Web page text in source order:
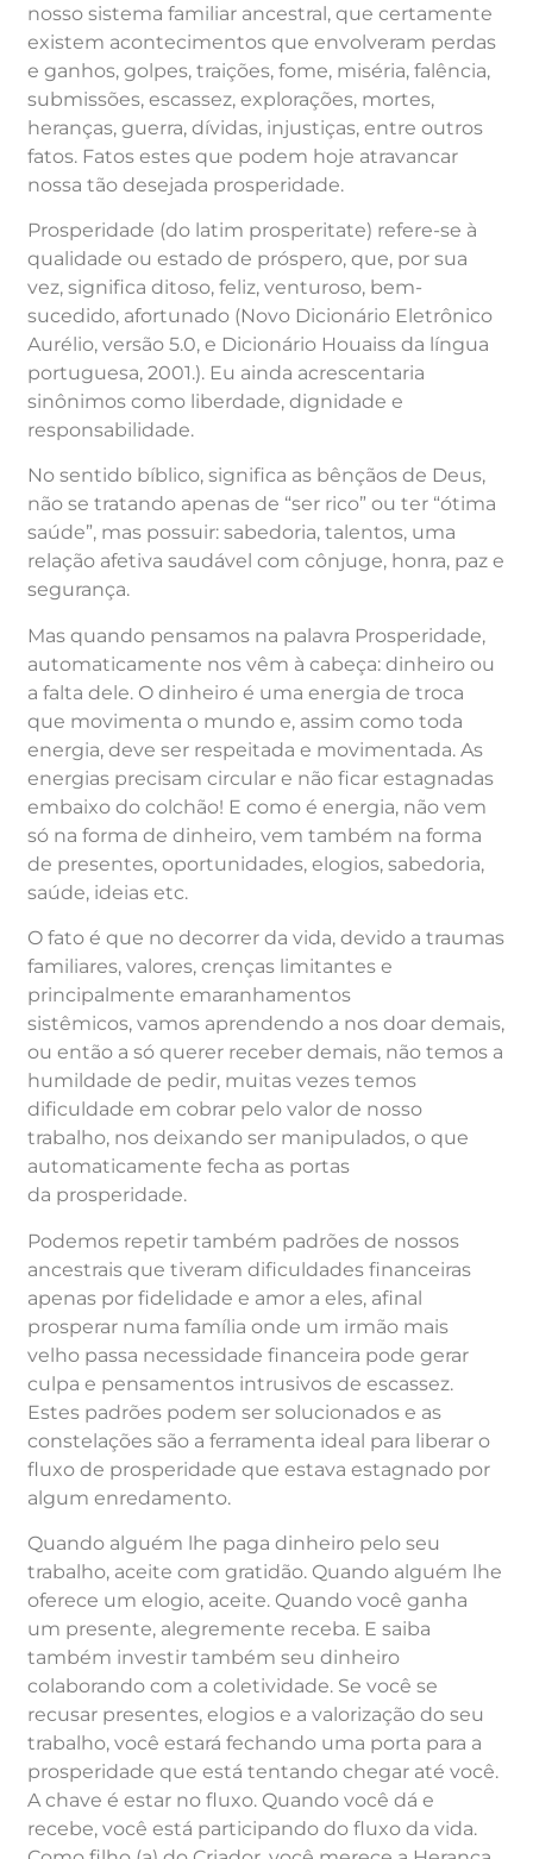
nosso sistema familiar ancestral, que certamente
existem acontecimentos que envolveram perdas
e ganhos, golpes, traições, fome, miséria, falência,
submissões, escassez, explorações, mortes,
heranças, guerra, dívidas, injustiças, entre outros
fatos. Fatos estes que podem hoje atravancar
nossa tão desejada prosperidade.
Prosperidade (do latim prosperitate) refere-se à
qualidade ou estado de próspero, que, por sua
vez, significa ditoso, feliz, venturoso, bem-
sucedido, afortunado (Novo Dicionário Eletrônico
Aurélio, versão 5.0, e Dicionário Houaiss da língua
portuguesa, 2001.). Eu ainda acrescentaria
sinônimos como liberdade, dignidade e
responsabilidade.
No sentido bíblico, significa as bênçãos de Deus,
não se tratando apenas de “ser rico” ou ter “ótima
saúde”, mas possuir: sabedoria, talentos, uma
relação afetiva saudável com cônjuge, honra, paz e
segurança.
Mas quando pensamos na palavra Prosperidade,
automaticamente nos vêm à cabeça: dinheiro ou
a falta dele. O dinheiro é uma energia de troca
que movimenta o mundo e, assim como toda
energia, deve ser respeitada e movimentada. As
energias precisam circular e não ficar estagnadas
embaixo do colchão! E como é energia, não vem
só na forma de dinheiro, vem também na forma
de presentes, oportunidades, elogios, sabedoria,
saúde, ideias etc.
O fato é que no decorrer da vida, devido a traumas
familiares, valores, crenças limitantes e
principalmente emaranhamentos
sistêmicos, vamos aprendendo a nos doar demais,
ou então a só querer receber demais, não temos a
humildade de pedir, muitas vezes temos
dificuldade em cobrar pelo valor de nosso
trabalho, nos deixando ser manipulados, o que
automaticamente fecha as portas
da prosperidade.
Podemos repetir também padrões de nossos
ancestrais que tiveram dificuldades financeiras
apenas por fidelidade e amor a eles, afinal
prosperar numa família onde um irmão mais
velho passa necessidade financeira pode gerar
culpa e pensamentos intrusivos de escassez.
Estes padrões podem ser solucionados e as
constelações são a ferramenta ideal para liberar o
fluxo de prosperidade que estava estagnado por
algum enredamento.
Quando alguém lhe paga dinheiro pelo seu
trabalho, aceite com gratidão. Quando alguém lhe
oferece um elogio, aceite. Quando você ganha
um presente, alegremente receba. E saiba
também investir também seu dinheiro
colaborando com a coletividade. Se você se
recusar presentes, elogios e a valorização do seu
trabalho, você estará fechando uma porta para a
prosperidade que está tentando chegar até você.
A chave é estar no fluxo. Quando você dá e
recebe, você está participando do fluxo da vida.